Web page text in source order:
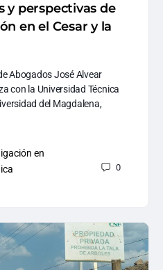
y perspectivas de
en el Cesar y la
Abogados José Alvear
con la Universidad Técnica
del Magdalena,
en
0